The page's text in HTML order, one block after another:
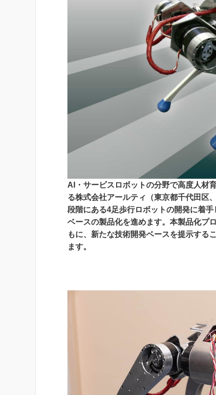
AI・サービスロボットの分野で高度人材
る株式会社アールティ（東京都千代田区
段階にある4足歩行ロボットの開発に着
ベースの製品化を進めます。本製品化プ
もに、新たな技術開発ベースを提示する
ます。